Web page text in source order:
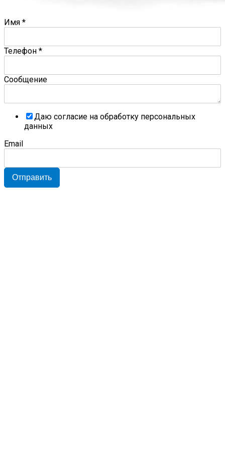
Имя *
Телефон *
Сообщение
Даю согласие на обработку персональных
данных
Email
Отправить